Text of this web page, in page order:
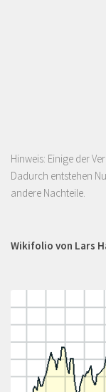
Hinweis: Einige der
Dadurch entstehen
andere Nachteile.
Wikifolio von Lars